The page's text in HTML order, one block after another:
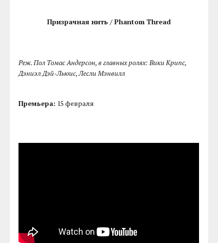
Призрачная нить / Phantom Thread
Реж. Пол Томас Андерсон, в главных ролях: Вики Крипс,
Дэниэл Дэй-Льюис, Лесли Мэнвилл
Премьера: 15 февраля